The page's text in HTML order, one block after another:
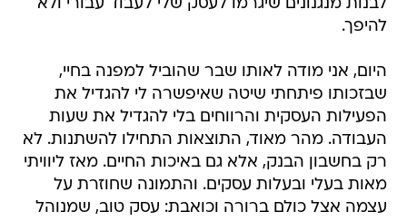
לבנות מנגנונים שיגרמו לעסק שלי לעבוד עבורי ולא
להיפך.
היום, אני מודה לאותו שבר שהוביל למפנה בחיי,
שבזכותו פיתחתי שיטה שאיפשרה לי להגדיל את
הפעילות העסקית והרווחים בלי להגדיל את שעות
העבודה. מהר מאוד, התוצאות התחילו להשתנות. לא
רק בחשבון הבנק, אלא גם באיכות החיים. מאז ליוויתי
מאות בעלי ובעלות עסקים. והתמונה שחוזרת על
עצמה אצל כולם ברורה וכואבת: עסק טוב, שמנוהל